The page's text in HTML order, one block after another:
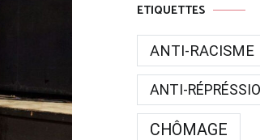
ETIQUETTES
ANTI-RACISME
ANTI-
CHÔMAGE